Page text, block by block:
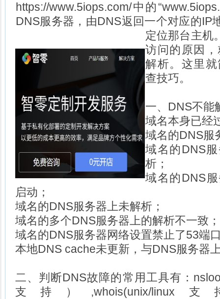
https://www.5iops.com/中的
DNS服务器，由DNS返回一个对应的IP
定位那台主机
访问的原因
解析。这里
查技巧。
一、DNS不能
域名本身已经
域名的DNS服
域名的DNS
析；
域名的DNS
启动；
域名的DNS服务器上未解析；
域名的多个DNS服务器上的解析不一致；
域名的DNS服务器网络设置禁止了53端
本地DNS cache未更新，与DNS服务器
二、判断DNS故障的常用工具有：
支持）,whois(unix/linux支